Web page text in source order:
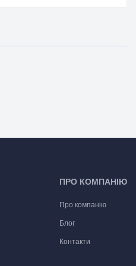
ПРО КОМПАНІЮ
Про компанію
Блог
Контакти